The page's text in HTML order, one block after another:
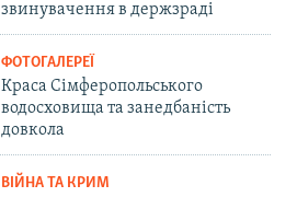
звинувачення в держзраді
ФОТОГАЛЕРЕЇ
Краса Сімферопольського
водосховища та занедбаність
довкола
ВІЙНА ТА КРИМ